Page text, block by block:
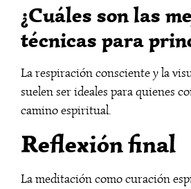
¿Cuáles son las
técnicas para
La respiración consciente y la
suelen ser ideales para quienes
camino espiritual.
Reflexión final
La meditación como curación